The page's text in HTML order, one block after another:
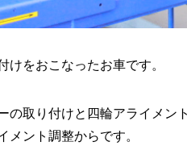
けをおこなったお車です。
の取り付けと四輪アライメン
メント調整からです。